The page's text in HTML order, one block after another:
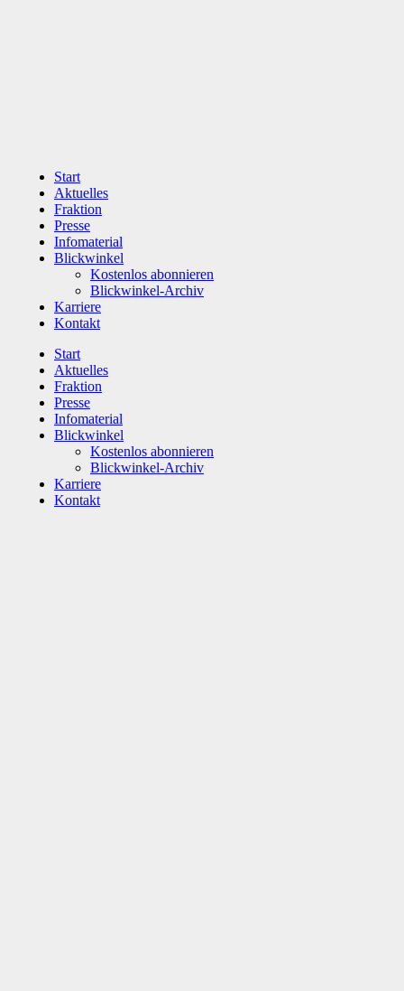
Start
Aktuelles
Fraktion
Presse
Infomaterial
Blickwinkel
Kostenlos abonnieren
Blickwinkel-Archiv
Karriere
Kontakt
Start
Aktuelles
Fraktion
Presse
Infomaterial
Blickwinkel
Kostenlos abonnieren
Blickwinkel-Archiv
Karriere
Kontakt